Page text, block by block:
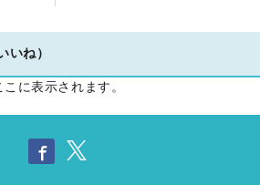
いね）
に表示されます。